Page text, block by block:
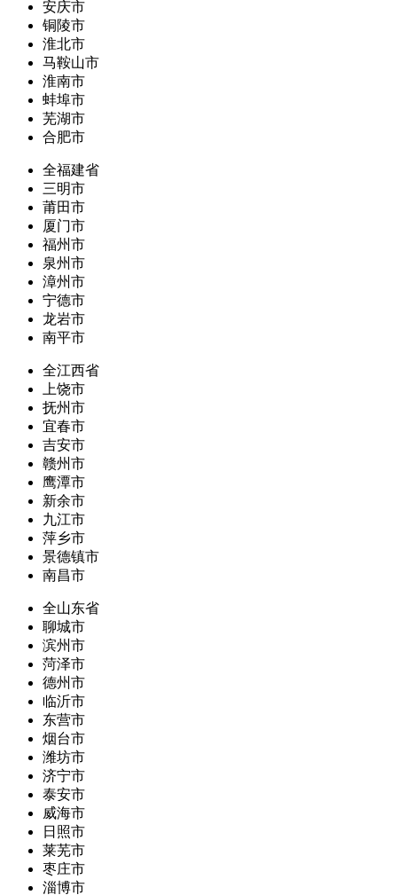
安庆市
铜陵市
淮北市
马鞍山市
淮南市
蚌埠市
芜湖市
合肥市
全福建省
三明市
莆田市
厦门市
福州市
泉州市
漳州市
宁德市
龙岩市
南平市
全江西省
上饶市
抚州市
宜春市
吉安市
赣州市
鹰潭市
新余市
九江市
萍乡市
景德镇市
南昌市
全山东省
聊城市
滨州市
菏泽市
德州市
临沂市
东营市
烟台市
潍坊市
济宁市
泰安市
威海市
日照市
莱芜市
枣庄市
淄博市